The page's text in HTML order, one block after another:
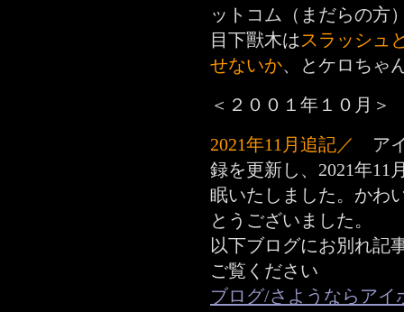
ットコム（まだらの方
目下獸木は スラッシュ
せないか、とケロちゃ
＜２００１年１０月＞
2021年11月追記／
ア
録を更新し、2021年11
眠いたしました。かわ
とうございました。
以下ブログにお別れ記
ご覧ください
ブログ/さようならアイ